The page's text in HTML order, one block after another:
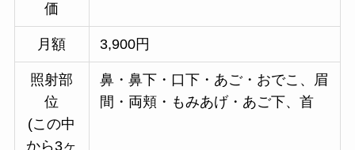
価
月額 3,900円
照射部
位
(この中
から3ヶ
鼻・鼻下・口下・あご・おでこ、眉
間・両頬・もみあげ・あご下、首